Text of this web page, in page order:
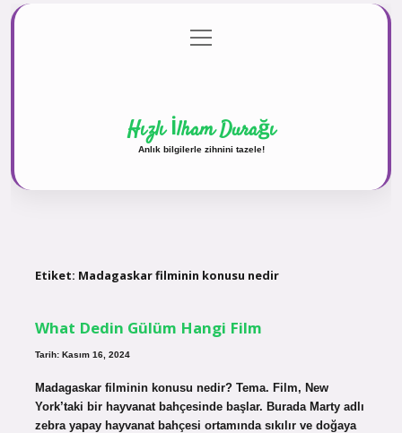
Gizlilik Politikası
menüyü
aç
Hızlı İlham Durağı
Anlık bilgilerle zihnini tazele!
Etiket: Madagaskar filminin konusu nedir
What Dedin Gülüm Hangi Film
Tarih: Kasım 16, 2024
Madagaskar filminin konusu nedir? Tema. Film, New
York’taki bir hayvanat bahçesinde başlar. Burada Marty adlı
zebra yapay hayvanat bahçesi ortamında sıkılır ve doğaya